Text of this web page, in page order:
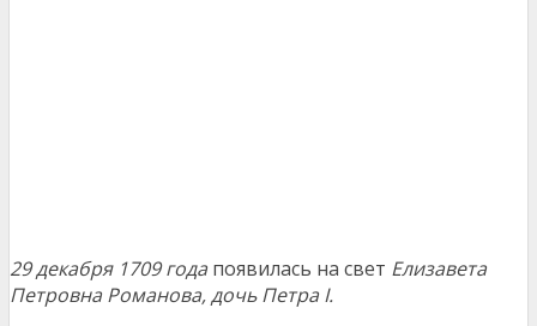
29 декабря 1709 года появилась на свет Елизавета
Петровна Романова, дочь Петра I.